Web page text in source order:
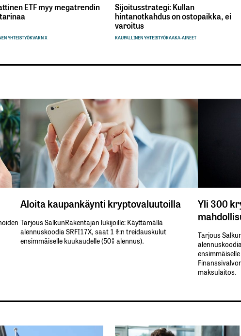
ETF myy megatrendin
YHTEISTYÖKVARN X
Sijoitusstrategi: Kullan
hintanotkahdus on ostopaikka, ei
varoitus
KAUPALLINEN YHTEISTYÖRAAKA-AINEET
Aloita kaupankäynti kryptovaluutoilla
Tarjous SalkunRakentajan lukijoille: Käyttämällä​ ​
alennuskoodia​ ​SRFI17X,​ ​saat​ ​1 %:n treidauskulut​ ​
ensimmäiselle​ ​kuukaudelle​ ​(50%​ ​alennus).
Yli 300
Tarjous
maksulaitos.